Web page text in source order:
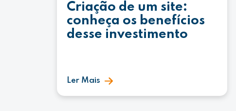
Criação de um site:
conheça os benefícios
desse investimento
Ler Mais